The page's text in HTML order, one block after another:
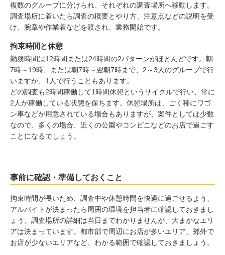
複数のグループに分けられ、それぞれの調査場所へ移動します。
調査場所に着いたら調査の概要とやり方、注意点などの説明を受
け、腕章や作業着などを渡され、業務開始です。
拘束時間と休憩
勤務時間は12時間または24時間の2パターンがほとんどです。朝
7時～19時、または朝7時～翌朝7時まで、2～3人のグループで行
いますが、1人で行うこともあります。
どの調査も2時間稼働して1時間休憩というサイクルで行い、常に
2人が稼働している状態を保ちます。休憩場所は、ごく稀にワゴ
ン車などが用意されている場合もありますが、案件としては少数
なので、多くの場合、近くの公園やコンビニなどのお店で過ごす
ことになるでしょう。
事前に確認・準備しておくこと
拘束時間が長いため、調査中や休憩時間を快適に過ごせるよう、
アルバイトが決まったら周囲の環境を担当者に確認しておきまし
ょう。調査場所の詳細は当日までわかりませんが、大まかなエリ
アは決まっています。都市部で周辺にお店が多いエリア、郊外で
お店が少ないエリアなど、わかる範囲で確認しておきましょう。